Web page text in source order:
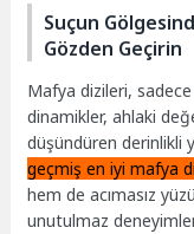
Suçun
Gözden Geçirin
Mafya dizileri,
dinamikler, ahlaki
düşündüren derinlikli
geçmiş en iyi mafya
hem de acımasız
unutulmaz